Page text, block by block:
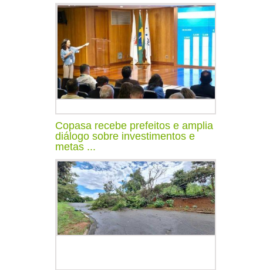
Copasa recebe prefeitos e amplia
diálogo sobre investimentos e
metas ...